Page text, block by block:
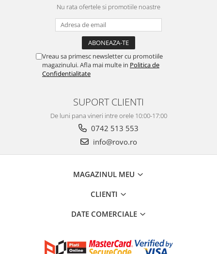
Nu rata ofertele si promotiile noastre
Vreau sa primesc newsletter cu promotiile
magazinului. Afla mai multe in Politica de
Confidentialitate
SUPORT CLIENTI
De luni pana vineri intre orele 10:00-17:00
0742 513 553
info@rovo.ro
MAGAZINUL MEU
CLIENTI
DATE COMERCIALE